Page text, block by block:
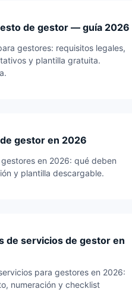
de gestor — guía 2026
gestores: requisitos legales,
y plantilla gratuita.
gestor en 2026
en 2026: qué deben
y plantilla descargable.
de servicios de gestor en
para gestores en 2026:
numeración y checklist